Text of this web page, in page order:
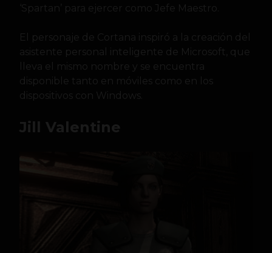
‘Spartan’ para ejercer como Jefe Maestro.
El personaje de Cortana inspiró a la creación del
asistente personal inteligente de Microsoft, que
lleva el mismo nombre y se encuentra
disponible tanto en móviles como en los
dispositivos con Windows.
Jill Valentine